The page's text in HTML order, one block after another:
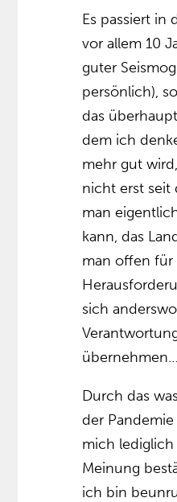
Es passiert in
vor allem 10
guter
persönlich),
das
dem ich
mehr gut
nicht erst seit
man
kann, das
man offen für
sich
übernehmen…
Durch das
der
mich
Meinung
ich bin